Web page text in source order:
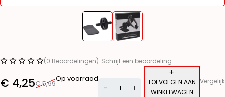
(0 Beoordelingen) Schrijf een beoordeling
€5,99
€ 4,25 Op voorraad
TOEVOEGEN AAN
WINKELWAGEN
Vergelijk